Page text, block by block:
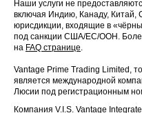
Наши услуги не
включая Индию, Канаду,
юрисдикции, входящие в
под санкции США/ЕС/ООН.
на FAQ странице
Vantage Prime Trading Limited,
является международной
Люсии под регистрационным
Компания V.I.S. Vantage